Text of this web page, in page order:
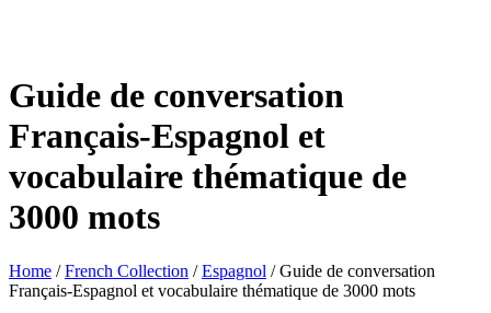
Guide de conversation
Français-Espagnol et
vocabulaire thématique de
3000 mots
Home /French Collection /Espagnol / Guide de conversation
Français-Espagnol et vocabulaire thématique de 3000 mots